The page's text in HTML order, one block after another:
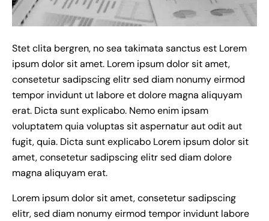
Stet clita bergren, no sea takimata sanctus est Lorem
ipsum dolor sit amet. Lorem ipsum dolor sit amet,
consetetur sadipscing elitr sed diam nonumy eirmod
tempor invidunt ut labore et dolore magna aliquyam
erat. Dicta sunt explicabo. Nemo enim ipsam
voluptatem quia voluptas sit aspernatur aut odit aut
fugit, quia. Dicta sunt explicabo Lorem ipsum dolor sit
amet, consetetur sadipscing elitr sed diam dolore
magna aliquyam erat.
Lorem ipsum dolor sit amet, consetetur sadipscing
elitr, sed diam nonumy eirmod tempor invidunt labore